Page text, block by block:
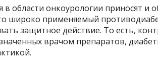
в области онкоурологии приносят
широко применяемый
защитное действие. То есть,
врачом препаратов,